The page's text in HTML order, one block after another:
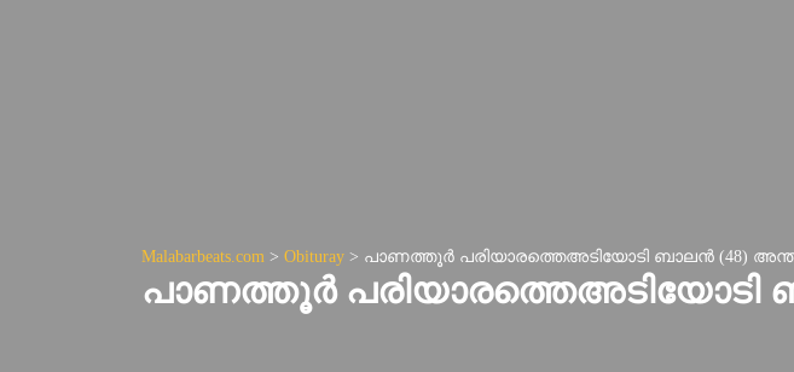
Malabarbeats.com > Obituray > പാണത്തൂർ പരിയാരത്തെഅടിയോടി ബാലൻ (48)
പാണത്തൂർ പരിയാരത്തെഅടിയോടി